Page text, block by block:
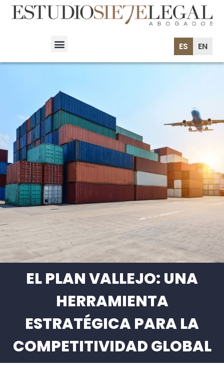
ES EN
EL PLAN VALLEJO: UNA
HERRAMIENTA
ESTRATÉGICA PARA LA
COMPETITIVIDAD GLOBAL